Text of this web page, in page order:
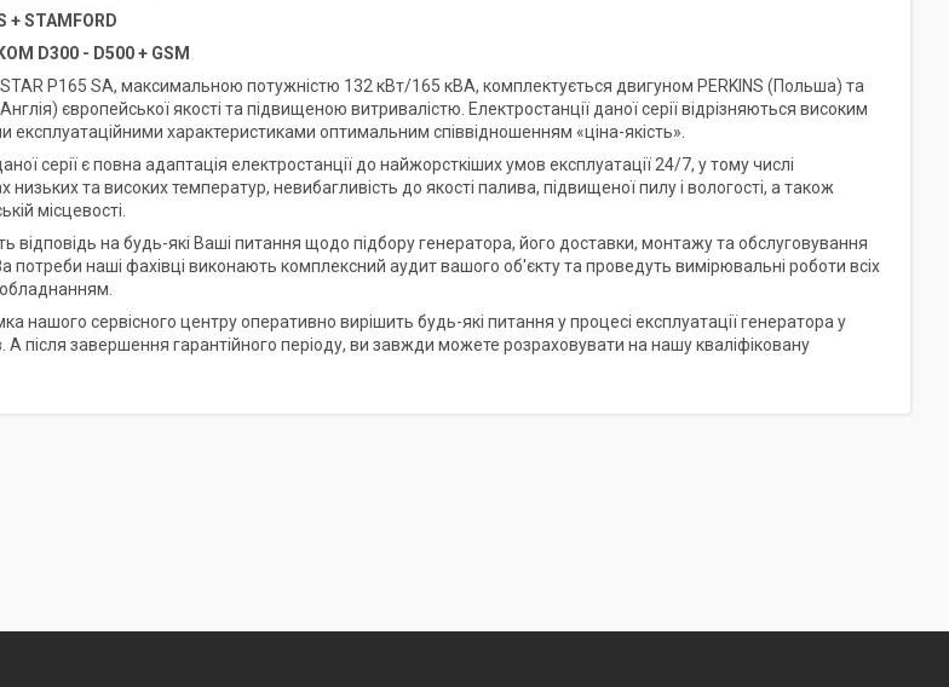
+STAMFORD
D300 - D500 + GSM
P165 SA, максимальною потужністю 132 кВт/165 кВА, комплектується двигуном PERKINS (Польша) та
європейської якості та підвищеною витривалістю. Електростанції даної серії відрізняються високим
експлуатаційними характеристиками оптимальним співвідношенням «ціна-якість».
серії є повна адаптація електростанції до найжорсткіших умов експлуатації 24/7, у тому числі
та високих температур, невибагливість до якості палива, підвищеної пилу і вологості, а також
місцевості.
відповідь на будь-які Ваші питання щодо підбору генератора, його доставки, монтажу та обслуговування
наші фахівці виконають комплексний аудит вашого об'єкту та проведуть вимірювальні роботи всіх
нашого сервісного центру оперативно вирішить будь-які питання у процесі експлуатації генератора у
А після завершення гарантійного періоду, ви завжди можете розраховувати на нашу кваліфіковану